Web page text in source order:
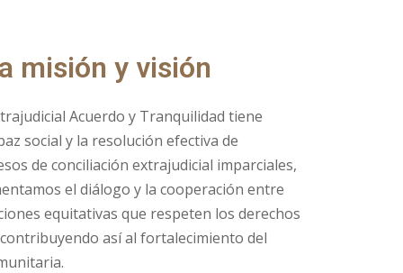
misión y visión
Acuerdo y Tranquilidad tiene
social y la resolución efectiva de
de conciliación extrajudicial imparciales,
el diálogo y la cooperación entre
equitativas que respeten los derechos
así al fortalecimiento del